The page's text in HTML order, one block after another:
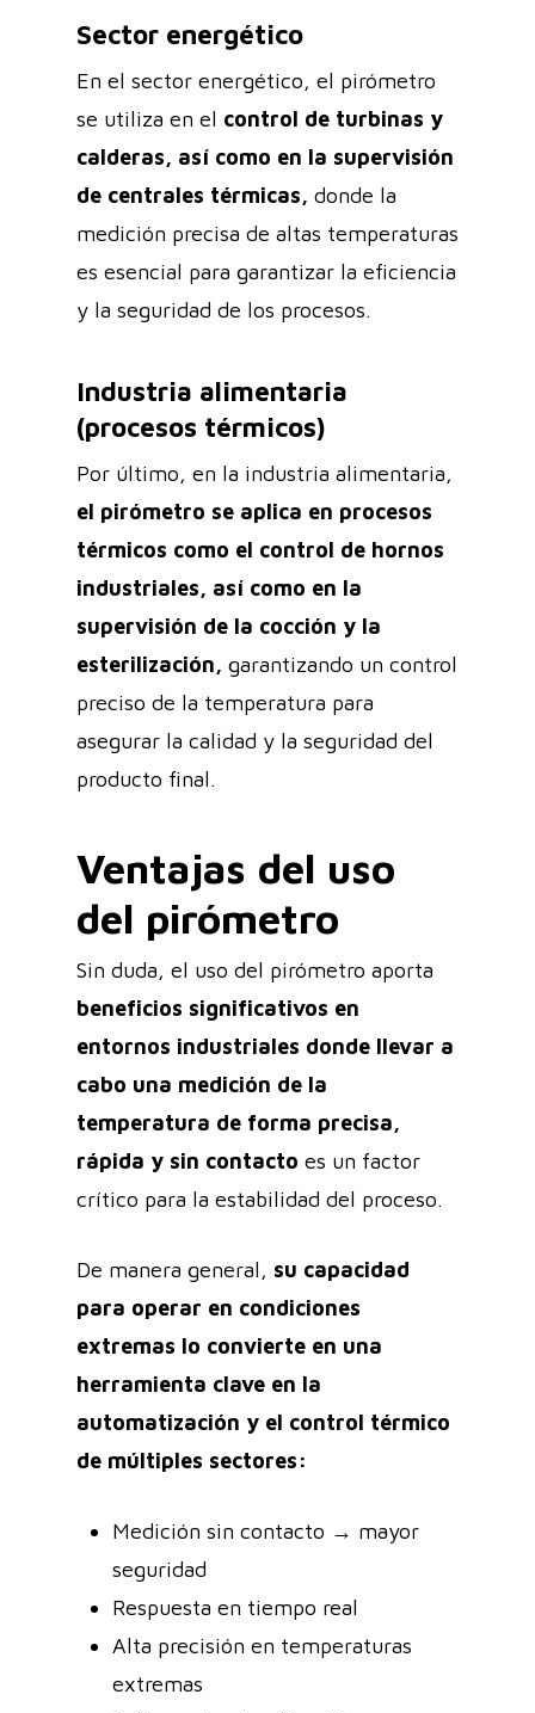
Sector energético
En el sector energético, el pirómetro
se utiliza en el control de turbinas y
calderas, así como en la supervisión
de centrales térmicas, donde la
medición precisa de altas temperaturas
es esencial para garantizar la eficiencia
y la seguridad de los procesos.
Industria alimentaria
(procesos térmicos)
Por último, en la industria alimentaria,
el pirómetro se aplica en procesos
térmicos como el control de hornos
industriales, así como en la
supervisión de la cocción y la
esterilización, garantizando un control
preciso de la temperatura para
asegurar la calidad y la seguridad del
producto final.
Ventajas del uso
del pirómetro
Sin duda, el uso del pirómetro aporta
beneficios significativos en
entornos industriales donde llevar a
cabo una medición de la
temperatura de forma precisa,
rápida y sin contacto es un factor
crítico para la estabilidad del proceso.
De manera general, su capacidad
para operar en condiciones
extremas lo convierte en una
herramienta clave en la
automatización y el control térmico
de múltiples sectores:
Medición sin contacto → mayor
seguridad
Respuesta en tiempo real
Alta precisión en temperaturas
extremas